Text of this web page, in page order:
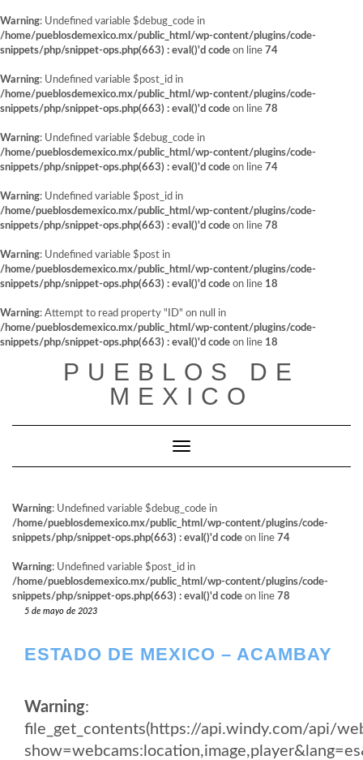
Warning: Undefined variable $debug_code in
/home/pueblosdemexico.mx/public_html/wp-content/plugins/code-
snippets/php/snippet-ops.php(663) : eval()'d code on line 74
Warning: Undefined variable $post_id in
/home/pueblosdemexico.mx/public_html/wp-content/plugins/code-
snippets/php/snippet-ops.php(663) : eval()'d code on line 78
Warning: Undefined variable $debug_code in
/home/pueblosdemexico.mx/public_html/wp-content/plugins/code-
snippets/php/snippet-ops.php(663) : eval()'d code on line 74
Warning: Undefined variable $post_id in
/home/pueblosdemexico.mx/public_html/wp-content/plugins/code-
snippets/php/snippet-ops.php(663) : eval()'d code on line 78
Warning: Undefined variable $post in
/home/pueblosdemexico.mx/public_html/wp-content/plugins/code-
snippets/php/snippet-ops.php(663) : eval()'d code on line 18
Warning: Attempt to read property "ID" on null in
/home/pueblosdemexico.mx/public_html/wp-content/plugins/code-
snippets/php/snippet-ops.php(663) : eval()'d code on line 18
PUEBLOS DE
MEXICO
Cambiar modo de navegación
Warning: Undefined variable $debug_code in
/home/pueblosdemexico.mx/public_html/wp-content/plugins/code-
snippets/php/snippet-ops.php(663) : eval()'d code on line 74
Warning: Undefined variable $post_id in
/home/pueblosdemexico.mx/public_html/wp-content/plugins/code-
snippets/php/snippet-ops.php(663) : eval()'d code on line 78
5 de mayo de 2023
ESTADO DE MEXICO – ACAMBAY
Warning:
file_get_contents(https://api.windy.com/api/